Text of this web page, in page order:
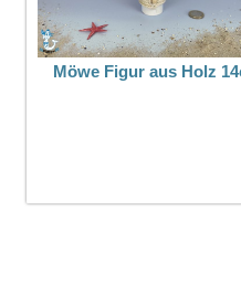
Möwe Figur aus Holz